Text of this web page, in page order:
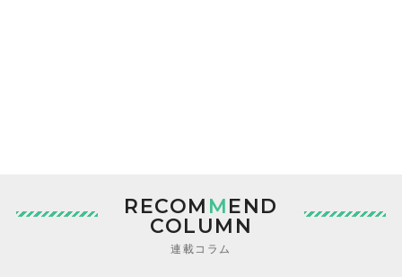
RECOM MEND
COLUMN
連載コラム